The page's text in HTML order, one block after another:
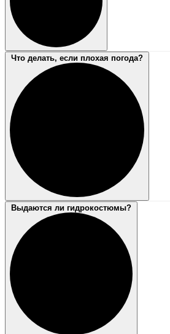
Что делать, если плохая погода?
Выдаются ли гидрокостюмы?